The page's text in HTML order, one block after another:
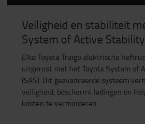
Veiligheid en stabiliteit
System of Active Stability
Elke Toyota Traigo elektrische
uitgerust met het Toyota System of
(SAS). Dit geavanceerde systeem
veiligheid, beschermt ladingen en
kosten te verminderen.